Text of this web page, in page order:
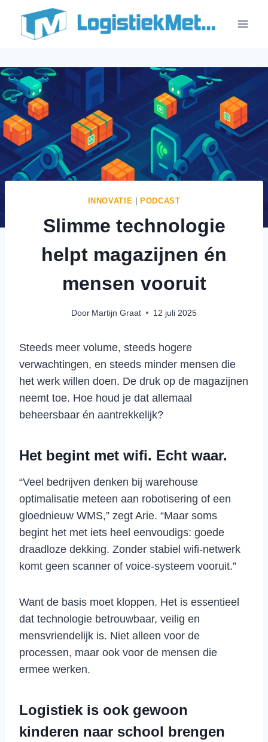
Doorgaan
inhoud
INNOVATIE PODCAST
Slimme technologie
helpt magazijnen én
mensen vooruit
Door Martijn Graat 12 juli 2025
Steeds meer volume, steeds hogere
verwachtingen, en steeds minder mensen die
het werk willen doen. De druk op de magazijnen
neemt toe. Hoe houd je dat allemaal
beheersbaar én aantrekkelijk?
Het begint met wifi. Echt waar.
“Veel bedrijven denken bij warehouse
optimalisatie meteen aan robotisering of een
gloednieuw WMS,” zegt Arie. “Maar soms
begint het met iets heel eenvoudigs: goede
draadloze dekking. Zonder stabiel wifi-netwerk
komt geen scanner of voice-systeem vooruit.”
Want de basis moet kloppen. Het is essentieel
dat technologie betrouwbaar, veilig en
mensvriendelijk is. Niet alleen voor de
processen, maar ook voor de mensen die
ermee werken.
Logistiek is ook gewoon
kinderen naar school brengen